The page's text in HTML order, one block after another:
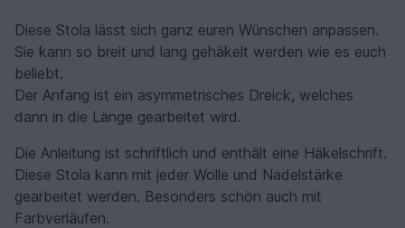
Diese Stola lässt sich ganz euren Wünschen anpassen.
Sie kann so breit und lang gehäkelt werden wie es euch
beliebt.
Der Anfang ist ein asymmetrisches Dreick, welches
dann in die Länge gearbeitet wird.
Die Anleitung ist schriftlich und enthält eine Häkelschrift.
Diese Stola kann mit jeder Wolle und Nadelstärke
gearbeitet werden. Besonders schön auch mit
Farbverläufen.